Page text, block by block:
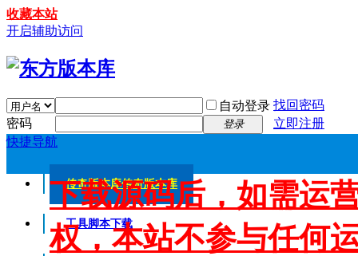
收藏本站
开启辅助访问
自动登录 找回密码
密码
登录
立即注册
快捷导航
传奇版本库传奇版本库
工具脚本下载
下载源码后，如需运
权，本站不参与任何